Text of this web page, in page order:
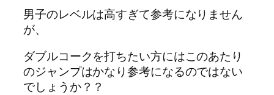
男子のレベルは高すぎて参考になりません
が、
ダブルコークを打ちたい方にはこのあたり
のジャンプはかなり参考になるのではない
でしょうか？？